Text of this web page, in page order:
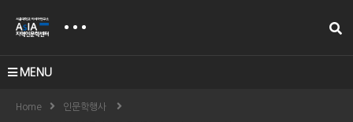
MENU
Home 인문학행사